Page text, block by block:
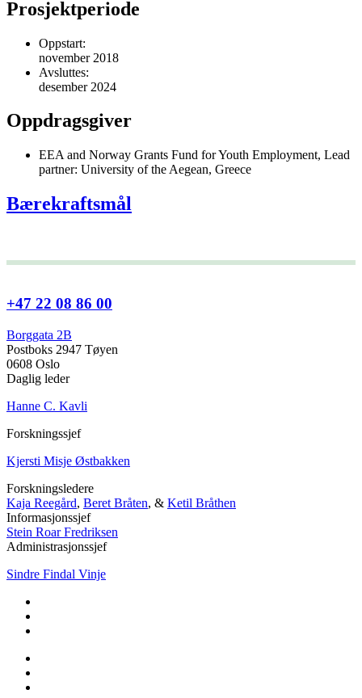
Prosjektperiode
Oppstart:
november 2018
Avsluttes:
desember 2024
Oppdragsgiver
EEA and Norway Grants Fund for Youth Employment, Lead
partner: University of the Aegean, Greece
Bærekraftsmål
+47 22 08 86 00
Borggata 2B
Postboks 2947 Tøyen
0608 Oslo
Daglig leder
Hanne C. Kavli
Forskningssjef
Kjersti Misje Østbakken
Forskningsledere
Kaja Reegård, Beret Bråten, & Ketil Bråthen
Informasjonssjef
Stein Roar Fredriksen
Administrasjonssjef
Sindre Findal Vinje